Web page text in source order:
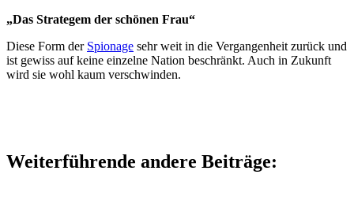
„Das Strategem der schönen Frau“
Diese Form der Spionage sehr weit in die Vergangenheit zurück und
ist gewiss auf keine einzelne Nation beschränkt. Auch in Zukunft
wird sie wohl kaum verschwinden.
Weiterführende andere Beiträge: